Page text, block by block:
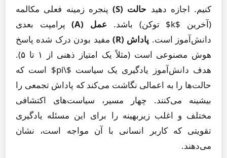
کنیم. اجازه دهید حالت (S)
پنجره زمینه فعلی مکالمه
(آخرین $k$ توکن) باشد.
عمل (A)
پرامپت بعدی
دانش‌آموز است. پاداش (R)
مفید بودن درک شده پاسخ
هوش مصنوعی است (مثلاً یک امتیاز ذهنی از ۱ تا ۵).
هدف دانش‌آموز یادگیری یک سیاست $\pi$ است که
حالت‌ها را به اعمالی نگاشت می‌کند که پاداش تجمعی را
بیشینه می‌کنند. چهار مسیر، سیاست‌های اکتشافی
مختلف و اغلب زیربهینه را برای این مسئله یادگیری
تقویتی که کاربر انسانی با آن مواجه است، نشان
می‌دهند.